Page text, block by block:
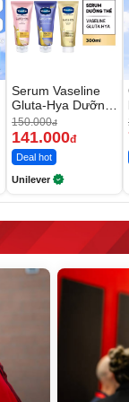
Serum Vaseline
Gluta-Hya Dưỡng
Da Sáng Mịn Sau
7 Ngày
150.000đ
141.000đ
Deal hot
Unilever